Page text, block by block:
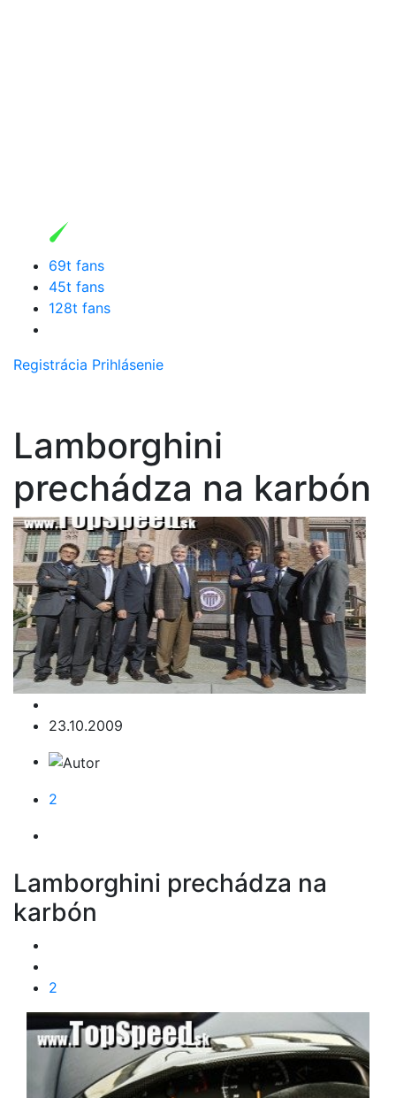
69t fans
45t fans
128t fans
Registrácia Prihlásenie
Lamborghini
prechádza na karbón
23.10.2009
2
Lamborghini prechádza na
karbón
2